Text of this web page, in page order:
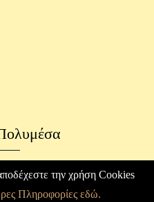
την χρήση Cookies
Πληροφορίες εδώ.